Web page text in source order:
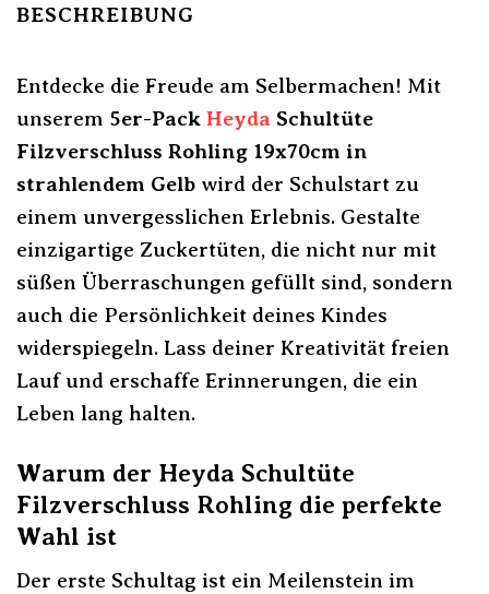
BESCHREIBUNG
Entdecke die Freude am Selbermachen! Mit
unserem 5er-Pack Heyda Schultüte
Filzverschluss Rohling 19x70cm in
strahlendem Gelb wird der Schulstart zu
einem unvergesslichen Erlebnis. Gestalte
einzigartige Zuckertüten, die nicht nur mit
süßen Überraschungen gefüllt sind, sondern
auch die Persönlichkeit deines Kindes
widerspiegeln. Lass deiner Kreativität freien
Lauf und erschaffe Erinnerungen, die ein
Leben lang halten.
Warum der Heyda Schultüte
Filzverschluss Rohling die perfekte
Wahl ist
Der erste Schultag ist ein Meilenstein im